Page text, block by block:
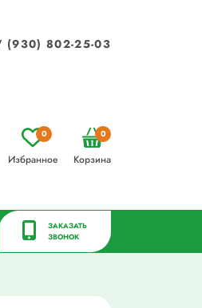
(930) 802-25-03
Избранное
0
Корзина
0
ЗАКАЗАТЬ
ЗВОНОК